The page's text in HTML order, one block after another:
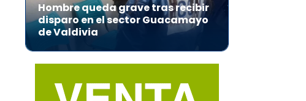
Hombre queda grave tras recibir
disparo en el sector Guacamayo
de Valdivia